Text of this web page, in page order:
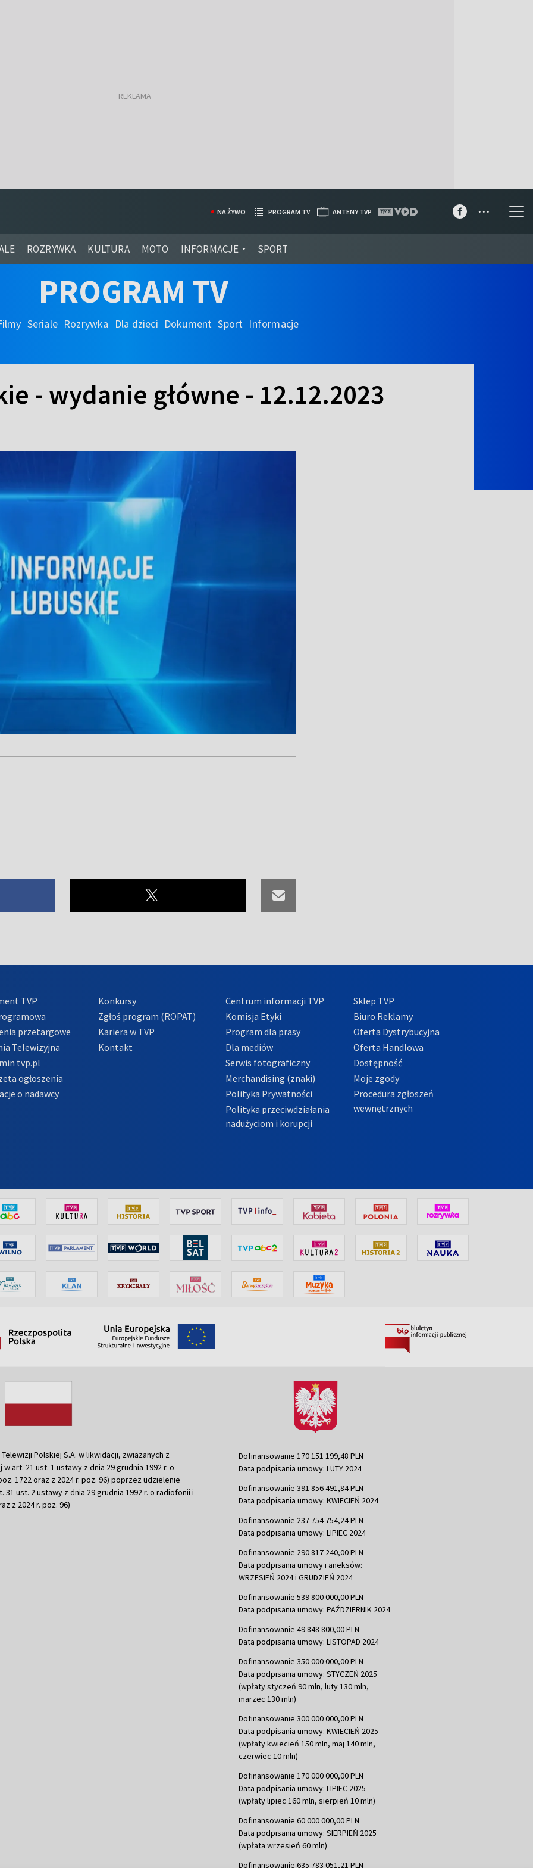
ROZRYWKA KULTURA MOTO INFORMACJE SPORT
NA ŻYWO PROGRAM TV ANTENY TVP ...
PROGRAM TV
Seriale Rozrywka Dla dzieci Dokument Sport Informacje
- wydanie główne - 12.12.2023
TVP
przetargowe
Telewizyjna
tvp.pl
ogłoszenia
o nadawcy
Konkursy
Zgłoś program (ROPAT)
Kariera w TVP
Kontakt
Centrum informacji TVP
Komisja Etyki
Program dla prasy
Dla mediów
Serwis fotograficzny
Merchandising (znaki)
Polityka Prywatności
Polityka przeciwdziałania
nadużyciom i korupcji
Sklep TVP
Biuro Reklamy
Oferta Dystrybucyjna
Oferta Handlowa
Dostępność
Moje zgody
Procedura zgłoszeń
wewnętrznych
Polskiej S.A. w likwidacji, związanych z
art. 21 ust. 1 ustawy z dnia 29 grudnia 1992 r. o
1722 oraz z 2024 r. poz. 96) poprzez udzielenie
ust. 2 ustawy z dnia 29 grudnia 1992 r. o radiofonii i
z 2024 r. poz. 96)
Dofinansowanie 170 151 199,48 PLN
Data podpisania umowy: LUTY 2024
Dofinansowanie 391 856 491,84 PLN
Data podpisania umowy: KWIECIEŃ 2024
Dofinansowanie 237 754 754,24 PLN
Data podpisania umowy: LIPIEC 2024
Dofinansowanie 290 817 240,00 PLN
Data podpisania umowy i aneksów:
WRZESIEŃ 2024 i GRUDZIEŃ 2024
Dofinansowanie 539 800 000,00 PLN
Data podpisania umowy: PAŹDZIERNIK 2024
Dofinansowanie 49 848 800,00 PLN
Data podpisania umowy: LISTOPAD 2024
Dofinansowanie 350 000 000,00 PLN
Data podpisania umowy: STYCZEŃ 2025
(wpłaty styczeń 90 mln, luty 130 mln,
marzec 130 mln)
Dofinansowanie 300 000 000,00 PLN
Data podpisania umowy: KWIECIEŃ 2025
(wpłaty kwiecień 150 mln, maj 140 mln,
czerwiec 10 mln)
Dofinansowanie 170 000 000,00 PLN
Data podpisania umowy: LIPIEC 2025
(wpłaty lipiec 160 mln, sierpień 10 mln)
Dofinansowanie 60 000 000,00 PLN
Data podpisania umowy: SIERPIEŃ 2025
(wpłata wrzesień 60 mln)
Dofinansowanie 635 783 051,21 PLN